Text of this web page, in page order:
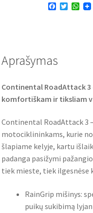
F
k
T
W
Aprašymas
Continental RoadAttack
komfortiškam ir tiksliam
Continental RoadAttack 3
motociklininkams, kurie
šlapiame kelyje, kartu
padanga pasižymi
tiek mieste, tiek ilgesnėse
RainGrip mišinys:
puikų sukibimą